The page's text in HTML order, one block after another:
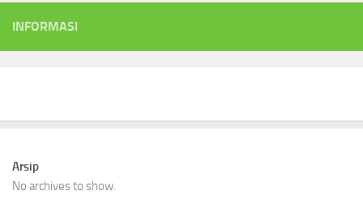
INFORMASI
Arsip
No archives to show.